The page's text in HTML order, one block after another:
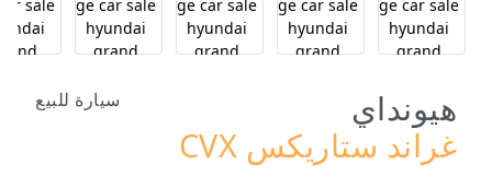
هيونداي سيارة للبيع
غراند ستاريكس CVX